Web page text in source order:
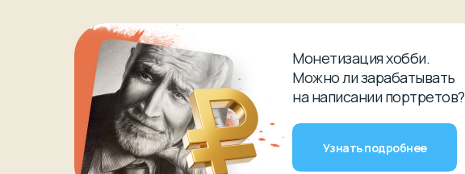
Монетизация хобби.
Можно ли зарабатывать
на написании портретов?
Узнать подробнее